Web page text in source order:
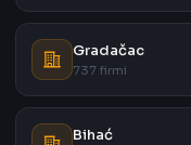
Gradačac
737 firmi
Bihać